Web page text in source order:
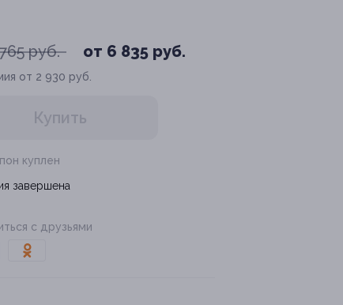
руб. от 6 835 руб.
от 2 930 руб.
Купить
куплен
завершена
с друзьями